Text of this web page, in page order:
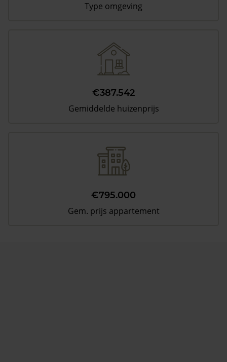
Type omgeving
€387.542
Gemiddelde huizenprijs
€795.000
Gem. prijs appartement